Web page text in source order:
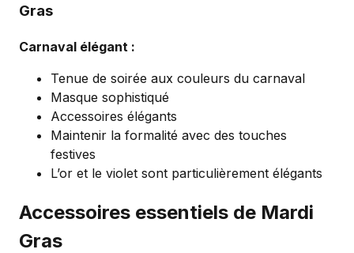
Gras
Carnaval élégant :
Tenue de soirée aux couleurs du carnaval
Masque sophistiqué
Accessoires élégants
Maintenir la formalité avec des touches
festives
L’or et le violet sont particulièrement élégants
Accessoires essentiels de Mardi
Gras